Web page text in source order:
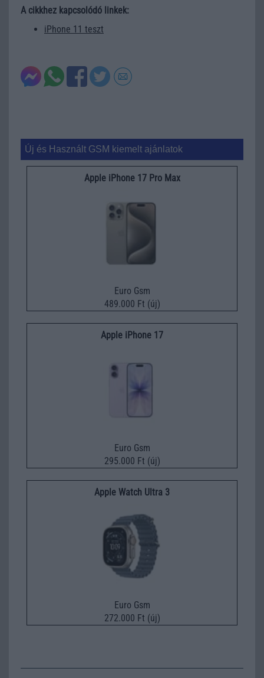
A cikkhez kapcsolódó linkek:
iPhone 11 teszt
Új és Használt GSM kiemelt ajánlatok
Apple iPhone 17 Pro Max
Euro Gsm
489.000 Ft (új)
Apple iPhone 17
Euro Gsm
295.000 Ft (új)
Apple Watch Ultra 3
Euro Gsm
272.000 Ft (új)